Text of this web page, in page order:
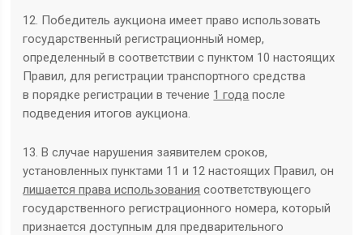
12. Победитель аукциона имеет право использовать
государственный регистрационный номер,
определенный в соответствии с пунктом 10 настоящих
Правил, для регистрации транспортного средства
в порядке регистрации в течение 1 года после
подведения итогов аукциона.
13. В случае нарушения заявителем сроков,
установленных пунктами 11 и 12 настоящих Правил, он
лишается права использования соответствующего
государственного регистрационного номера, который
признается доступным для предварительного